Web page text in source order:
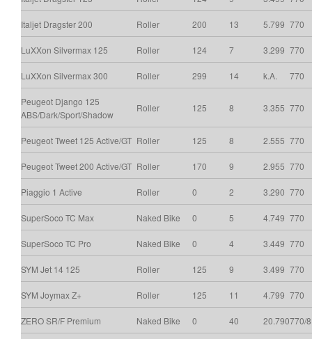
Italjet Dragster 200 Roller 200 13 5.799 770
LuXXon Silvermax 125 Roller 124 7 3.299 770
LuXXon Silvermax 300 Roller 299 14 k.A. 770
Peugeot Django 125
ABS/Dark/Sport/Shadow
Roller 125 8 3.355 770
Peugeot Tweet 125 Active/GT Roller 125 8 2.555 770
Peugeot Tweet 200 Active/GT Roller 170 9 2.955 770
Piaggio 1 Active Roller 0 2 3.290 770
SuperSoco TC Max Naked Bike 0 5 4.749 770
SuperSoco TC Pro Naked Bike 0 4 3.449 770
SYM Jet 14 125 Roller 125 9 3.499 770
SYM Joymax Z+ Roller 125 11 4.799 770
ZERO SR/F Premium Naked Bike 0 40 20.790770/